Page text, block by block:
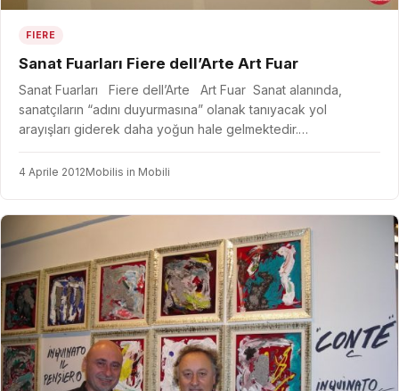
FIERE
Sanat Fuarları Fiere dell’Arte Art Fuar
Sanat Fuarları Fiere dell’Arte Art Fuar Sanat alanında,
sanatçıların “adını duyurmasına” olanak tanıyacak yol
arayışları giderek daha yoğun hale gelmektedir.…
4 Aprile 2012Mobilis in Mobili